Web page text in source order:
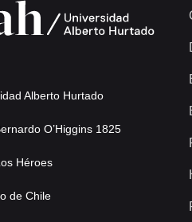
Alberto Hurtado
O’Higgins 1825
Héroes
de Chile